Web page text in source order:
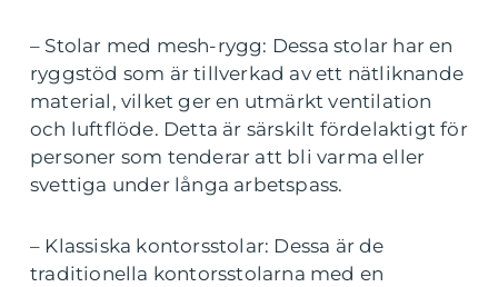
– Stolar med mesh-rygg: Dessa stolar har en
ryggstöd som är tillverkad av ett nätliknande
material, vilket ger en utmärkt ventilation
och luftflöde. Detta är särskilt fördelaktigt för
personer som tenderar att bli varma eller
svettiga under långa arbetspass.
– Klassiska kontorsstolar: Dessa är de
traditionella kontorsstolarna med en